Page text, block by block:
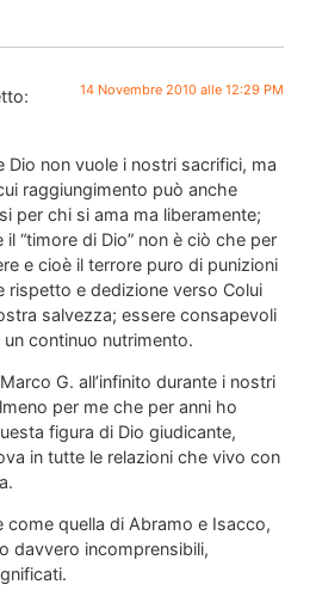
14 Novembre 2010 alle 12:29 PM
Dio non vuole i nostri sacrifici, ma
raggiungimento può anche
per chi si ama ma liberamente;
“timore di Dio” non è ciò che per
e cioè il terrore puro di punizioni
rispetto e dedizione verso Colui
salvezza; essere consapevoli
continuo nutrimento.
G. all’infinito durante i nostri
per me che per anni ho
figura di Dio giudicante,
in tutte le relazioni che vivo con
come quella di Abramo e Isacco,
davvero incomprensibili,